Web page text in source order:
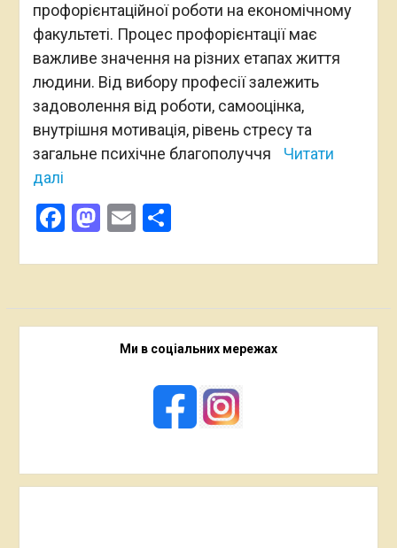
профорієнтаційної роботи на економічному
факультеті. Процес профорієнтації має
важливе значення на різних етапах життя
людини. Від вибору професії залежить
задоволення від роботи, самооцінка,
внутрішня мотивація, рівень стресу та
загальне психічне благополуччя
Читати
далі
Facebook
Mastodon
Email
Ми в соціальних мережах